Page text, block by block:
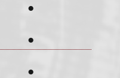
●
●
●